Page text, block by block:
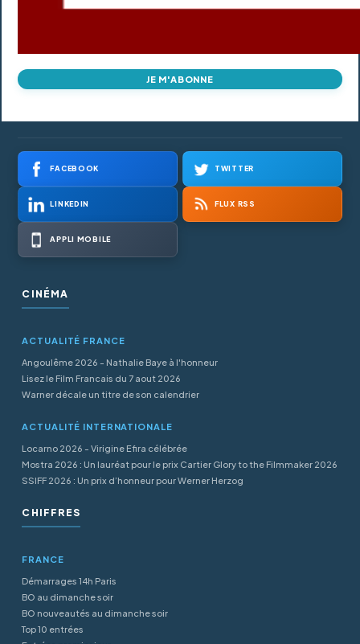
JE M'ABONNE
FACEBOOK TWITTER
LINKEDIN FLUX RSS
APPLI MOBILE
CINÉMA
ACTUALITÉ FRANCE
Angoulême 2026 - Nathalie Baye à l'honneur
Lisez le Film Francais du 7 aout 2026
Warner décale un titre de son calendrier
ACTUALITÉ INTERNATIONALE
Locarno 2026 - Virigine Efira célébrée
Mostra 2026 : Un lauréat pour le prix Cartier Glory to the Filmmaker 2026
SSIFF 2026 : Un prix d’honneur pour Werner Herzog
CHIFFRES
FRANCE
Démarrages 14h Paris
BO au dimanche soir
BO nouveautés au dimanche soir
Top 10 entrées